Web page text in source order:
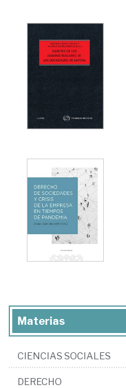
Materias
CIENCIAS SOCIALES
DERECHO